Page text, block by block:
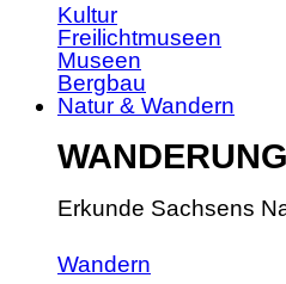
Kultur
Freilichtmuseen
Museen
Bergbau
Natur & Wandern
Erkunde Sachsens
Wandern